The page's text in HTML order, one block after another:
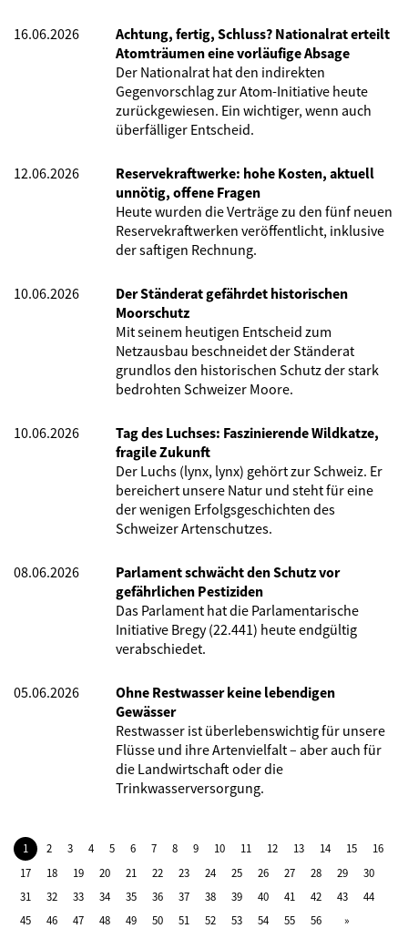
16.06.2026
Achtung, fertig, Schluss? Nationalrat erteilt
Atomträumen eine vorläufige Absage
Der Nationalrat hat den indirekten
Gegenvorschlag zur Atom-Initiative heute
zurückgewiesen. Ein wichtiger, wenn auch
überfälliger Entscheid.
12.06.2026
Reservekraftwerke: hohe Kosten, aktuell
unnötig, offene Fragen
Heute wurden die Verträge zu den fünf neuen
Reservekraftwerken veröffentlicht, inklusive
der saftigen Rechnung.
10.06.2026
Der Ständerat gefährdet historischen
Moorschutz
Mit seinem heutigen Entscheid zum
Netzausbau beschneidet der Ständerat
grundlos den historischen Schutz der stark
bedrohten Schweizer Moore.
10.06.2026
Tag des Luchses: Faszinierende Wildkatze,
fragile Zukunft
Der Luchs (lynx, lynx) gehört zur Schweiz. Er
bereichert unsere Natur und steht für eine
der wenigen Erfolgsgeschichten des
Schweizer Artenschutzes.
08.06.2026
Parlament schwächt den Schutz vor
gefährlichen Pestiziden
Das Parlament hat die Parlamentarische
Initiative Bregy (22.441) heute endgültig
verabschiedet.
05.06.2026
Ohne Restwasser keine lebendigen
Gewässer
Restwasser ist überlebenswichtig für unsere
Flüsse und ihre Artenvielfalt – aber auch für
die Landwirtschaft oder die
Trinkwasserversorgung.
1 2 3 4 5 6 7 8 9 10 11 12 13 14 15
16
17
18 19 20 21 22 23 24 25 26 27 28 29
30
31
32 33 34 35 36 37 38 39 40 41 42 43
44
45
46 47 48 49 50 51 52 53 54 55 56